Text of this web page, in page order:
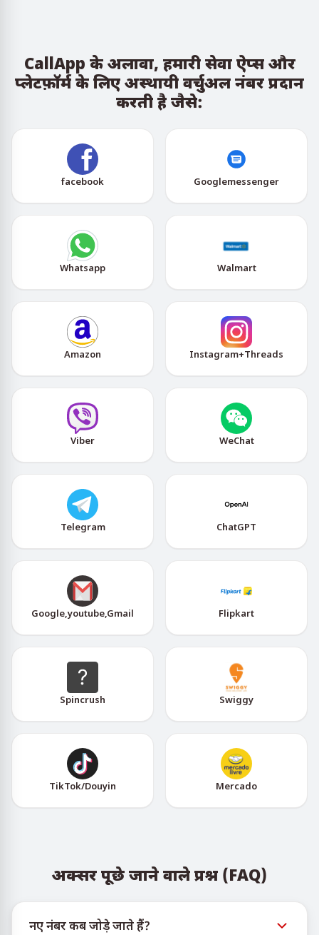
CallApp के अलावा, हमारी सेवा ऐप्स और
प्लेटफ़ॉर्म के लिए अस्थायी वर्चुअल नंबर प्रदान
करती है जैसे:
facebook Googlemessenger
Whatsapp Walmart
Amazon Instagram+Threads
Viber WeChat
Telegram ChatGPT
Google,youtube,Gmail Flipkart
Spincrush Swiggy
TikTok/Douyin Mercado
अक्सर पूछे जाने वाले प्रश्न (FAQ)
नए नंबर कब जोड़े जाते हैं?